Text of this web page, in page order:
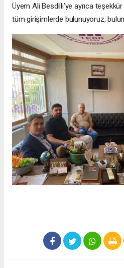
Üyem Ali Besdilli’ye ayrıca
tüm girişimlerde bulunuyoruz,